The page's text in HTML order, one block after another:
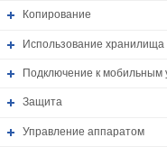
Копирование
Использование хранилища
Подключение к мобильным
Защита
Управление аппаратом